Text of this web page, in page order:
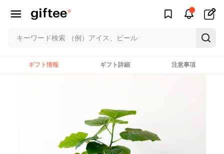
ギフト情報 ギフト詳細 注意事項